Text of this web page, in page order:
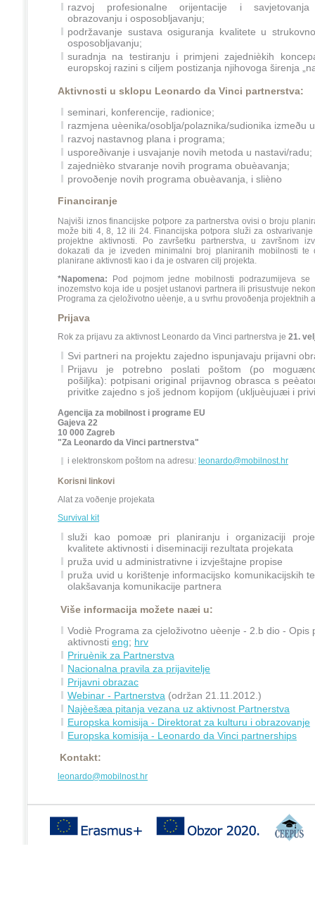
razvoj profesionalne orijentacije i
obrazovanju i osposobljavanju;
podržavanje sustava osiguranja kvalitete u
osposobljavanju;
suradnja na testiranju i primjeni zajednièkih
europskoj razini s ciljem postizanja njihovoga širenja
Aktivnosti u sklopu Leonardo da Vinci partnerstva:
seminari, konferencije, radionice;
razmjena uèenika/osoblja/polaznika/sudionika izmeðu
razvoj nastavnog plana i programa;
usporeðivanje i usvajanje novih metoda u nastavi/radu;
zajednièko stvaranje novih programa obuèavanja;
provoðenje novih programa obuèavanja, i slièno
Financiranje
Najviši iznos financijske potpore za partnerstva ovisi o broju
može biti 4, 8, 12 ili 24. Financijska potpora služi za
projektne aktivnosti. Po završetku partnerstva, u završnom
dokazati da je izveden minimalni broj planiranih mobilnosti te
planirane aktivnosti kao i da je ostvaren cilj projekta.
*Napomena: Pod pojmom jedne mobilnosti podrazumijeva
inozemstvo koja ide u posjet ustanovi partnera ili prisustvuje
Programa za cjeloživotno uèenje, a u svrhu provoðenja projektnih
Prijava
Rok za prijavu za aktivnost Leonardo da Vinci partnerstva je 21.
Svi partneri na projektu zajedno ispunjavaju prijavni
Prijavu je potrebno poslati poštom (po
pošiljka): potpisani original prijavnog obrasca s
privitke zajedno s još jednom kopijom (ukljuèujuæi i
Agencija za mobilnost i programe EU
Gajeva 22
10 000 Zagreb
"Za Leonardo da Vinci partnerstva"
i elektronskom poštom na adresu: leonardo@mobilnost.hr
Korisni linkovi
Alat za voðenje projekata
Survival kit
služi kao pomoæ pri planiranju i organizaciji
kvalitete aktivnosti i diseminaciji rezultata projekata
pruža uvid u administrativne i izvještajne propise
pruža uvid u korištenje informacijsko komunikacijskih
olakšavanja komunikacije partnera
Više informacija možete naæi u:
Vodiè Programa za cjeloživotno uèenje - 2.b dio - Opis
aktivnosti eng; hrv
Priruènik za Partnerstva
Nacionalna pravila za prijavitelje
Prijavni obrazac
Webinar - Partnerstva (održan 21.11.2012.)
Najèešæa pitanja vezana uz aktivnost Partnerstva
Europska komisija - Direktorat za kulturu i obrazovanje
Europska komisija - Leonardo da Vinci partnerships
Kontakt:
leonardo@mobilnost.hr